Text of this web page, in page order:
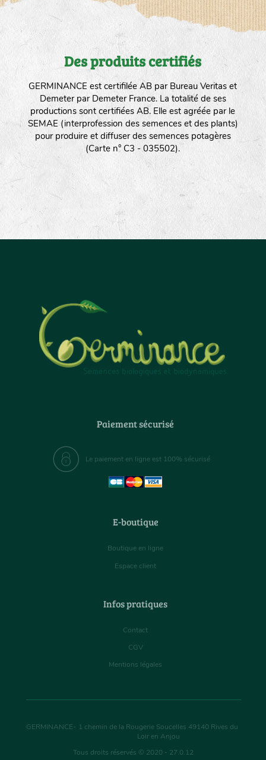
Des produits certifiés
GERMINANCE est certifilée AB par Bureau Veritas et
Demeter par Demeter France. La totalité de ses
productions sont certifiées AB. Elle est agréée par le
SEMAE (interprofession des semences et des plants)
pour produire et diffuser des semences potagères
(Carte n° C3 - 035502).
Paiement sécurisé
Le paiement en ligne est 100% sécurisé
E-boutique
Boutique en ligne
Espace client
Infos pratiques
Contact
CGV
Mentions légales
GERMINANCE- 1 chemin de la Rougerie Soucelles 49140 Rives du
Loir en Anjou
Tous droits réservés © 2020 - 27.0.12